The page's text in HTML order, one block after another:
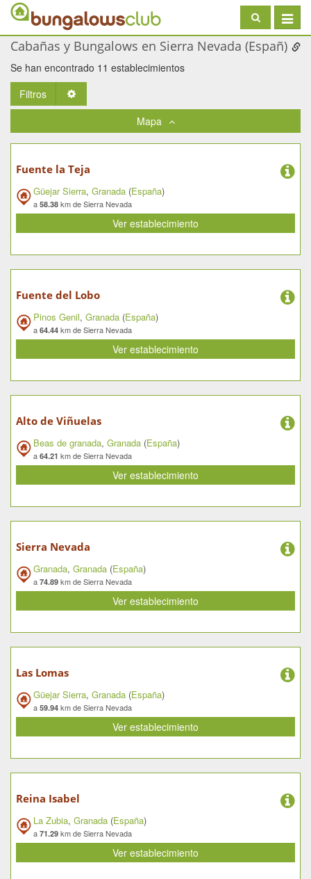
Toggle
Cabañas y Bungalows en Sierra Nevada (Españ)
Se han encontrado 11 establecimientos
Filtros
Mapa
Fuente la Teja
Güejar Sierra, Granada (España)
a 58.38 km de Sierra Nevada
Ver establecimiento
Fuente del Lobo
Pinos Genil, Granada (España)
a 64.44 km de Sierra Nevada
Ver establecimiento
Alto de Viñuelas
Beas de granada, Granada (España)
a 64.21 km de Sierra Nevada
Ver establecimiento
Sierra Nevada
Granada, Granada (España)
a 74.89 km de Sierra Nevada
Ver establecimiento
Las Lomas
Güejar Sierra, Granada (España)
a 59.94 km de Sierra Nevada
Ver establecimiento
Reina Isabel
La Zubia, Granada (España)
a 71.29 km de Sierra Nevada
Ver establecimiento